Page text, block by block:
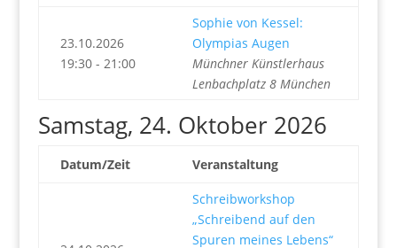
23.10.2026
19:30 - 21:00
Sophie von Kessel:
Olympias Augen
Münchner Künstlerhaus
Lenbachplatz 8 München
Samstag, 24. Oktober 2026
Datum/Zeit Veranstaltung
Schreibworkshop
„Schreibend auf den
Spuren meines Lebens“